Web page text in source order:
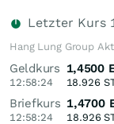
Letzter Kurs
Hang Lung Group
Geldkurs
12:58:24
1,4500
18.926
Briefkurs
12:58:24
1,4700
18.926